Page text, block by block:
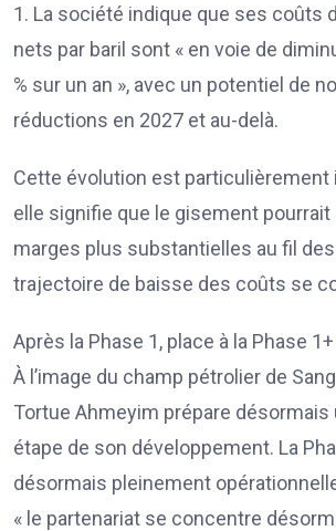
1. La société indique que ses coûts
nets par baril sont « en voie de
% sur un an », avec un potentiel de
réductions en 2027 et au-delà.
Cette évolution est particulièrement
elle signifie que le gisement pourrait
marges plus substantielles au fil
trajectoire de baisse des coûts se
Après la Phase 1, place à la Phase 1+
À l’image du champ pétrolier de
Tortue Ahmeyim prépare désormais
étape de son développement. La
désormais pleinement
« le partenariat se concentre